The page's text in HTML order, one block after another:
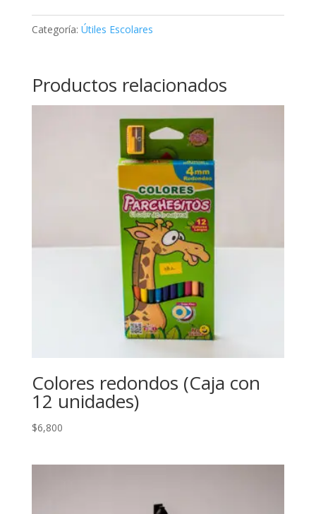
cantidad
Categoría: Útiles Escolares
Productos relacionados
Colores redondos (Caja con
12 unidades)
$6,800